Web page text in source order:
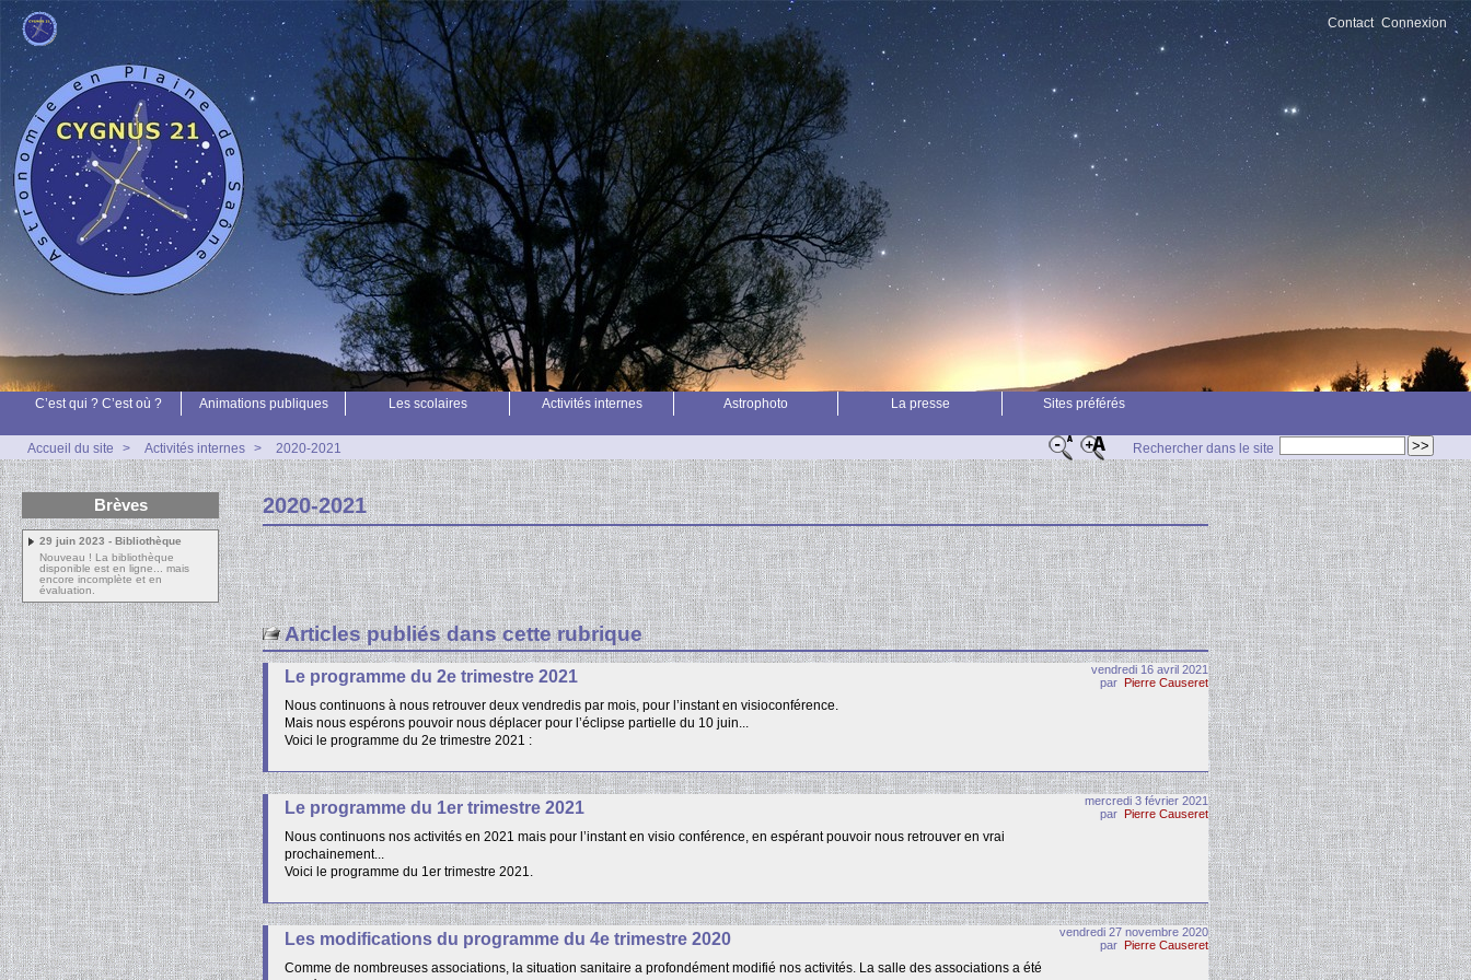
Contact Connexion
C’est qui ? C’est où ? Animations publiques Les scolaires Activités internes Astrophoto La presse Sites préférés
Rechercher dans le site
Accueil du site > Activités internes > 2020-2021
2020-2021
Articles publiés dans cette rubrique
vendredi 16 avril 2021
par Pierre Causeret
Le programme du 2e trimestre 2021
Nous continuons à nous retrouver deux vendredis par mois, pour l’instant en visioconférence.
Mais nous espérons pouvoir nous déplacer pour l’éclipse partielle du 10 juin...
Voici le programme du 2e trimestre 2021 :
mercredi 3 février 2021
par Pierre Causeret
Le programme du 1er trimestre 2021
Nous continuons nos activités en 2021 mais pour l’instant en visio conférence, en espérant pouvoir nous retrouver en vrai
prochainement...
Voici le programme du 1er trimestre 2021.
vendredi 27 novembre 2020
par Pierre Causeret
Les modifications du programme du 4e trimestre 2020
Comme de nombreuses associations, la situation sanitaire a profondément modifié nos activités. La salle des associations a été
Brèves
29 juin 2023 - Bibliothèque
Nouveau ! La bibliothèque
disponible est en ligne... mais
encore incomplète et en
évaluation.